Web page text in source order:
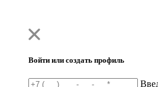
Войти или создать профиль